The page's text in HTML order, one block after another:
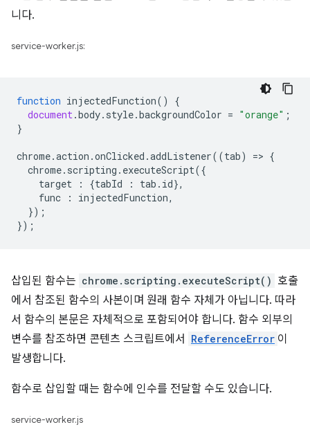
니다.
service-worker.js:
function injectedFunction()
{
document.body. style.backgroundColor = "orange" ;
}
chrome.action .onClicked .addListener((tab) => {
chrome. scripting . executeScript({
target
: {tabId : tab . id},
func
: injectedFunction,
});
});
삽입된 함수는 chrome.scripting.executeScript() 호출
에서 참조된 함수의 사본이며 원래 함수 자체가 아닙니다. 따라
서 함수의 본문은 자체적으로 포함되어야 합니다. 함수 외부의
변수를 참조하면 콘텐츠 스크립트에서
ReferenceError 이
발생합니다.
함수로 삽입할 때는 함수에 인수를 전달할 수도 있습니다.
service-worker.js